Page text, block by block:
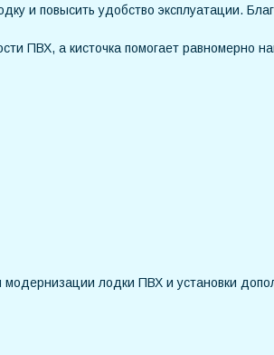
и повысить удобство эксплуатации.
ПВХ, а кисточка помогает равномерно
лодки ПВХ и установки